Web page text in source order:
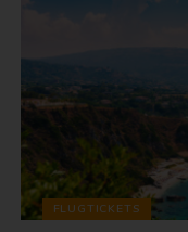
FLUGTICKETS